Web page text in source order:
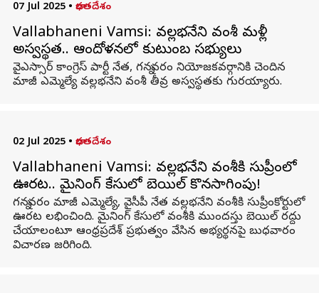
07 Jul 2025 • భారతదేశం
Vallabhaneni Vamsi: వల్లభనేని వంశీ మళ్లీ
అస్వస్థత.. ఆందోళనలో కుటుంబ సభ్యులు
వైఎస్సార్ కాంగ్రెస్ పార్టీ నేత, గన్నవరం నియోజకవర్గానికి చెందిన
మాజీ ఎమ్మెల్యే వల్లభనేని వంశీ తీవ్ర అస్వస్థతకు గురయ్యారు.
02 Jul 2025 • భారతదేశం
Vallabhaneni Vamsi: వల్లభనేని వంశీకి సుప్రీంలో
ఊరట.. మైనింగ్ కేసులో బెయిల్ కొనసాగింపు!
గన్నవరం మాజీ ఎమ్మెల్యే, వైసీపీ నేత వల్లభనేని వంశీకి సుప్రీంకోర్టులో
ఊరట లభించింది. మైనింగ్ కేసులో వంశీకి ముందస్తు బెయిల్ రద్దు
చేయాలంటూ ఆంధ్రప్రదేశ్ ప్రభుత్వం వేసిన అభ్యర్థనపై బుధవారం
విచారణ జరిగింది.